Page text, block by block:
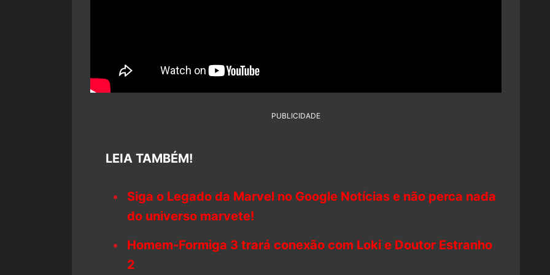
PUBLICIDADE
LEIA TAMBÉM!
Siga o Legado da Marvel no Google Notícias e não perca nada
do universo marvete!
Homem-Formiga 3 trará conexão com Loki e Doutor Estranho
2